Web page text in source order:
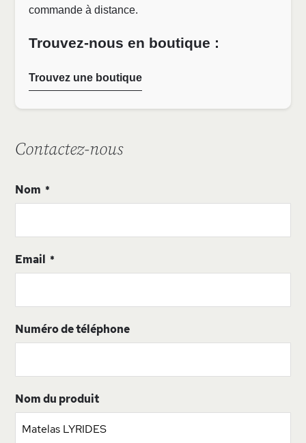
commande à distance.
Trouvez-nous en boutique :
Trouvez une boutique
Contactez-nous
Nom
Email
Numéro de téléphone
Nom du produit